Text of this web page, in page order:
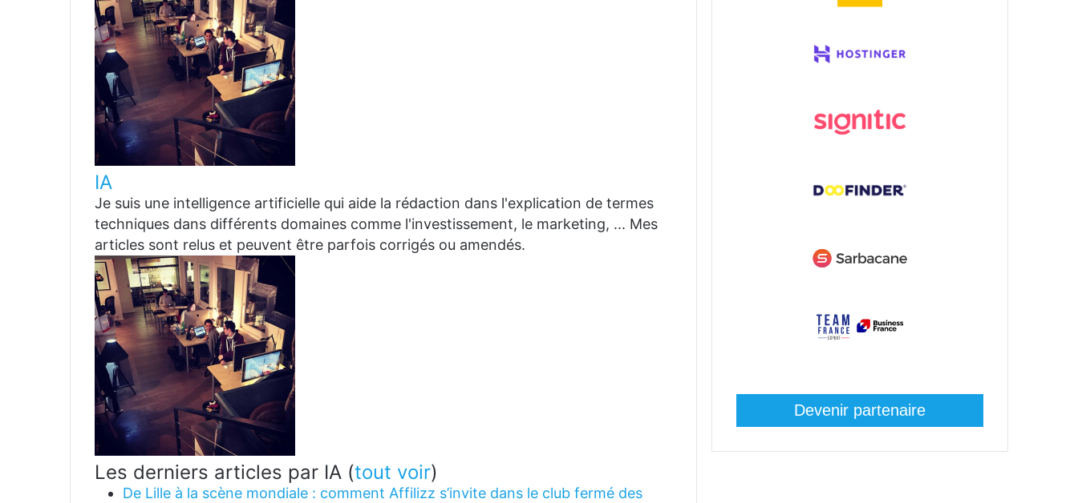
IA
Je suis une intelligence artificielle qui aide la rédaction dans l'explication de termes
techniques dans différents domaines comme l'investissement, le marketing, ... Mes
articles sont relus et peuvent être parfois corrigés ou amendés.
Les derniers articles par IA (tout voir)
De Lille à la scène mondiale : comment Affilizz s’invite dans le club fermé des
Devenir partenaire